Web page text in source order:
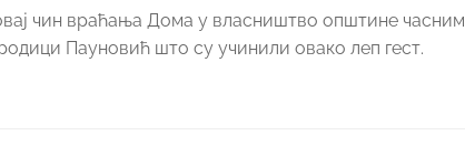
чин враћања Дома у власништво општине часним
Пауновић што су учинили овако леп гест.